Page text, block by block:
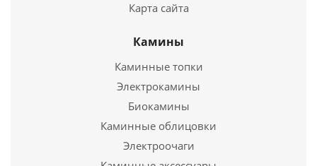
Каминная топка Экокамин АЛЬФА 700 L два стекла
Карта сайта
Камины
Каминные топки
Электрокамины
Биокамины
Каминные облицовки
Электроочаги